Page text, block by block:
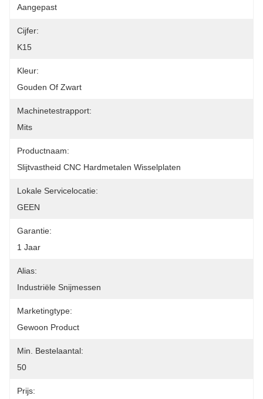
Aangepast
Cijfer:
K15
Kleur:
Gouden Of Zwart
Machinetestrapport:
Mits
Productnaam:
Slijtvastheid CNC Hardmetalen Wisselplaten
Lokale Servicelocatie:
GEEN
Garantie:
1 Jaar
Alias:
Industriële Snijmessen
Marketingtype:
Gewoon Product
Min. Bestelaantal:
50
Prijs: